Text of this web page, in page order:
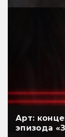
Арт:
эпизода